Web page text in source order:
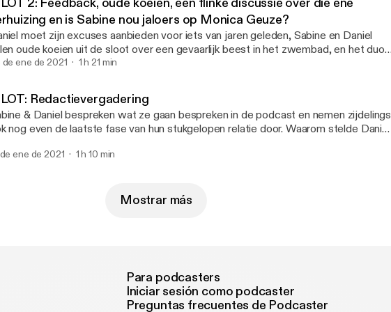
echt gestructureerd werd de podcast opnieuw niet, dus doopt het duo ook
aflevering tot pilot. Maar, ze leren het! :-)
en is Sabine nou jaloers op Monica Geuze?
moet zijn excuses aanbieden voor iets van jaren geleden, Sabine en Daniel
oude koeien uit de sloot over een gevaarlijk beest in het zwembad, en het duo
hun handen vol aan de feedback van luisteraar Sanne. Klinkt gezellig? Totdat ze
de ene de 2021 1 h 21 min
Redactievergadering
& Daniel bespreken wat ze gaan bespreken in de podcast en nemen zijdelings
nog even de laatste fase van hun stukgelopen relatie door. Waarom stelde Daniel
ene de 2021 1 h 10 min
Mostrar más
Para podcasters
Iniciar sesión como podcaster
Preguntas frecuentes de Podcaster